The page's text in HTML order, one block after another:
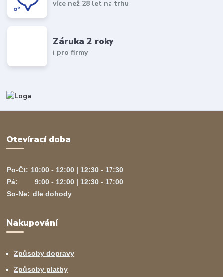
více než 28 let na trhu
Záruka 2 roky
i pro firmy
Otevírací doba
Po-Čt: 10:00 - 12:00 | 12:30 - 17:30
Pá:
9:00 - 12:00 | 12:30 - 17:00
So-Ne: dle dohody
Nakupování
Způsoby dopravy
Způsoby platby